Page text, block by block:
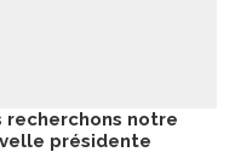
recherchons notre
présidente